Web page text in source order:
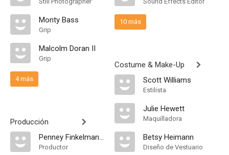
Monty Bass
Grip
Malcolm Doran II
Grip
4 más
Producción
Penney Finkelman Cox
Productor
10 más
Costume & Make-Up
Scott Williams
Estilista
Julie Hewett
Maquilladora
Betsy Heimann
Diseño de Vestuario